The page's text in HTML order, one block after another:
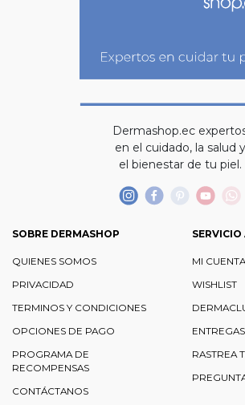
Dermashop.ec
en el cuidado, la salud y
el bienestar de tu piel.
SOBRE DERMASHOP
QUIENES SOMOS
PRIVACIDAD
TERMINOS Y CONDICIONES
OPCIONES DE PAGO
PROGRAMA DE
RECOMPENSAS
CONTÁCTANOS
MI CUENTA
WISHLIST
RASTREA